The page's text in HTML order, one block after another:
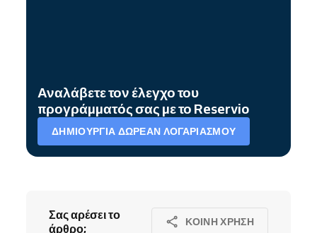
Αναλάβετε τον έλεγχο του
προγράμματός σας με το Reservio
ΔΗΜΙΟΥΡΓΊΑ ΔΩΡΕΆΝ ΛΟΓΑΡΙΑΣΜΟΎ
Σας αρέσει το
άρθρο;
ΚΟΙΝΉ ΧΡΉΣΗ